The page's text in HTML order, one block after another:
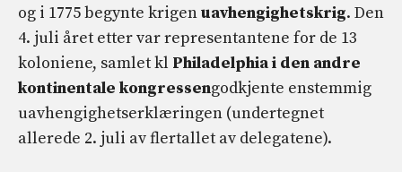
og i 1775 begynte krigenuavhengighetskrig. Den
4. juli året etter var representantene for de 13
koloniene, samlet kl Philadelphia i den andre
kontinentale kongressengodkjente enstemmig
uavhengighetserklæringen (undertegnet
allerede 2. juli av flertallet av delegatene).